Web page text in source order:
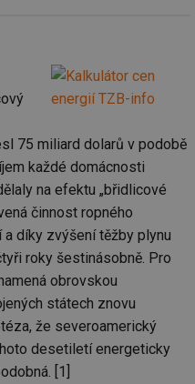
75 miliard dolarů v podobě
každé domácnosti
na efektu „břidlicové
činnost ropného
díky zvýšení těžby plynu
roky šestinásobně. Pro
obrovskou
státech znovu
že severoamerický
desetiletí energeticky
[1]